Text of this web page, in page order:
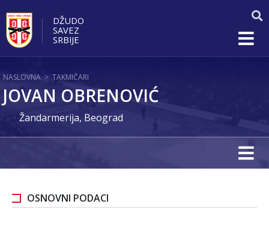
DŽUDO
SAVEZ
SRBIJE
NASLOVNA > TAKMIČARI
JOVAN OBRENOVIĆ
Žandarmerija, Beograd
OSNOVNI PODACI